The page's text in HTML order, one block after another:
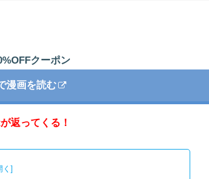
クーポン
漫画を読む
返ってくる！